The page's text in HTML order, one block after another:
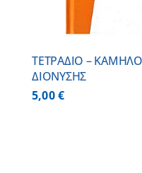
ΤΕΤΡΑΔΙΟ –
ΔΙΟΝΥΣΗΣ
5,00€